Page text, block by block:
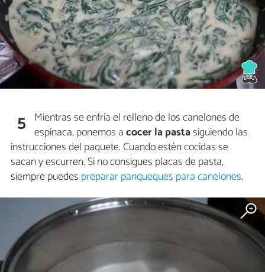
5 Mientras se enfría el relleno de los canelones de
espinaca, ponemos acocer la pastasiguiendo las
instrucciones del paquete. Cuando estén cocidas se
sacan y escurren. Si no consigues placas de pasta,
siempre puedes preparar panqueques para canelones.